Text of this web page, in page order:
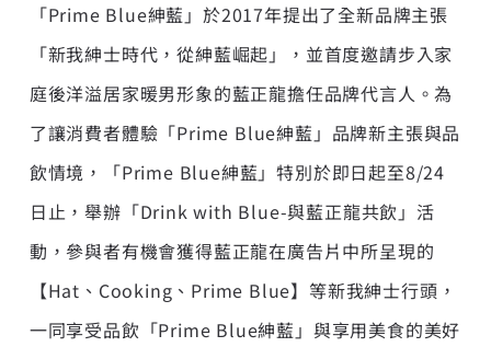
「Prime Blue紳藍」於2017年提出了全新品牌主張
「新我紳士時代，從紳藍崛起」，並首度邀請步入家
庭後洋溢居家暖男形象的藍正龍擔任品牌代言人。為
了讓消費者體驗「Prime Blue紳藍」品牌新主張與品
飲情境，「Prime Blue紳藍」特別於即日起至8/24
日止，舉辦「Drink with Blue-與藍正龍共飲」活
動，參與者有機會獲得藍正龍在廣告片中所呈現的
【Hat、Cooking、Prime Blue】等新我紳士行頭，
一同享受品飲「Prime Blue紳藍」與享用美食的美好